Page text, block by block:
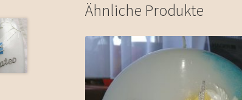
Ähnliche Produkte